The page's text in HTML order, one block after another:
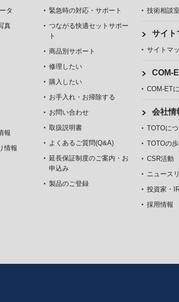
タ
真
報
情報
緊急時の対応・サポート
つながる快適セットサポー
ト
商品別サポート
修理したい
購入したい
お手入れ・お掃除する
お問い合わせ
取扱説明書
よくあるご質問(Q&A)
延長保証制度のご案内・お
申込み
製品のご登録
技術相談室
サイト
サイトマ
COM-
COM-ET
会社情
TOTOに
TOTOの
CSR活動
ニュース
投資家・
採用情報